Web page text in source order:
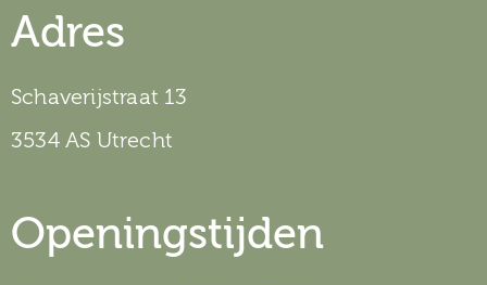
Adres
Schaverijstraat 13
3534 AS Utrecht
Openingstijden